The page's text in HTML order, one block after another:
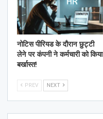
नोटिस पीरियड के दौरान छुट्टी
लेने पर कंपनी ने कर्मचारी को किया
बर्खास्त!
PREV NEXT